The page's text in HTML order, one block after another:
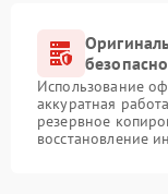
Использование
аккуратная
резервное
восстановление